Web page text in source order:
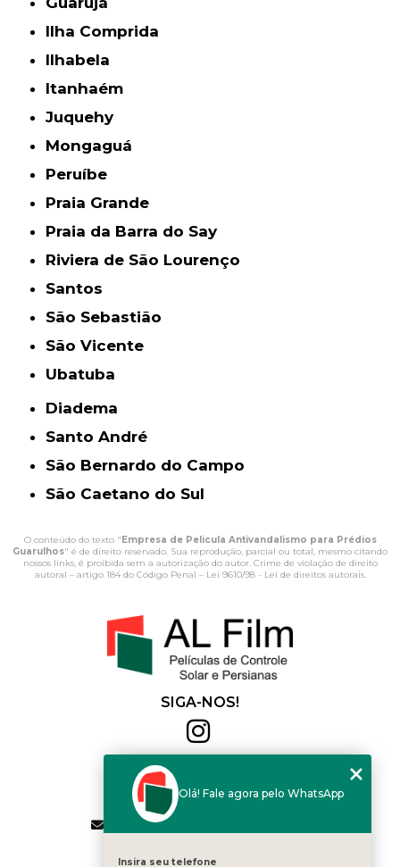
Ilha Comprida
Ilhabela
Itanhaém
Juquehy
Mongaguá
Peruíbe
Praia Grande
Praia da Barra do Say
Riviera de São Lourenço
Santos
São Sebastião
São Vicente
Ubatuba
Diadema
Santo André
São Bernardo do Campo
São Caetano do Sul
O conteúdo do texto "Empresa de Pelicula Antivandalismo para Prédios
Guarulhos" é de direito reservado. Sua reprodução, parcial ou total, mesmo citando
nossos links, é proibida sem a autorização do autor. Crime de violação de direito
autoral – artigo 184 do Código Penal – Lei 9610/98 - Lei de direitos autorais.
SIGA-NOS!
(11) 2564-4684
(11) 94168-2041
contato.vendas@alfilm.com.br
MENU
Olá! Fale agora pelo WhatsApp
Insira seu telefone